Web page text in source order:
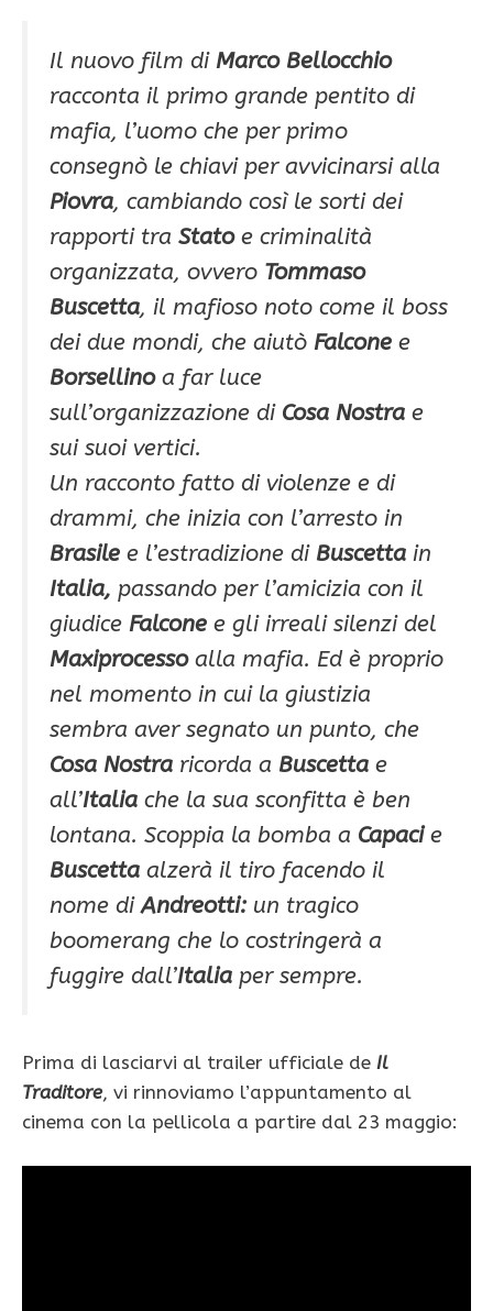
Il nuovo film diMarco Bellocchio
racconta il primo grande pentito di
mafia, l’uomo che per primo
consegnò le chiavi per avvicinarsi alla
Piovra, cambiando così le sorti dei
rapporti tra Statoe criminalità
organizzata, ovvero Tommaso
Buscetta, il mafioso noto come il boss
dei due mondi, che aiutò Falcone e
Borsellinoa far luce
sull’organizzazione di Cosa Nostra e
sui suoi vertici.
Un racconto fatto di violenze e di
drammi, che inizia con l’arresto in
Brasile e l’estradizione di Buscetta in
Italia, passando per l’amicizia con il
giudice Falcone e gli irreali silenzi del
Maxiprocessoalla mafia. Ed è proprio
nel momento in cui la giustizia
sembra aver segnato un punto, che
Cosa Nostra ricorda a Buscetta e
all’Italia che la sua sconfitta è ben
lontana. Scoppia la bomba a Capacie
Buscetta alzerà il tiro facendo il
nome diAndreotti: un tragico
boomerang che lo costringerà a
fuggire dall’Italia per sempre.
Prima di lasciarvi al trailer ufficiale de Il
Traditore, vi rinnoviamo l’appuntamento al
cinema con la pellicola a partire dal 23 maggio: